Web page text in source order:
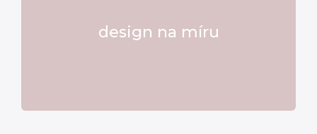
design na míru